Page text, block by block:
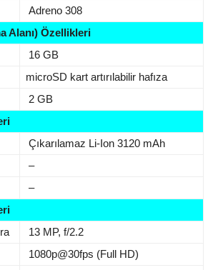
Adreno 308
Alanı) Özellikleri
16 GB
microSD kart artırılabilir hafıza
2 GB
Çıkarılamaz Li-Ion 3120 mAh
–
–
13 MP, f/2.2
1080p@30fps (Full HD)